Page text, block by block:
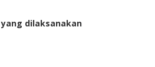
yang dilaksanakan